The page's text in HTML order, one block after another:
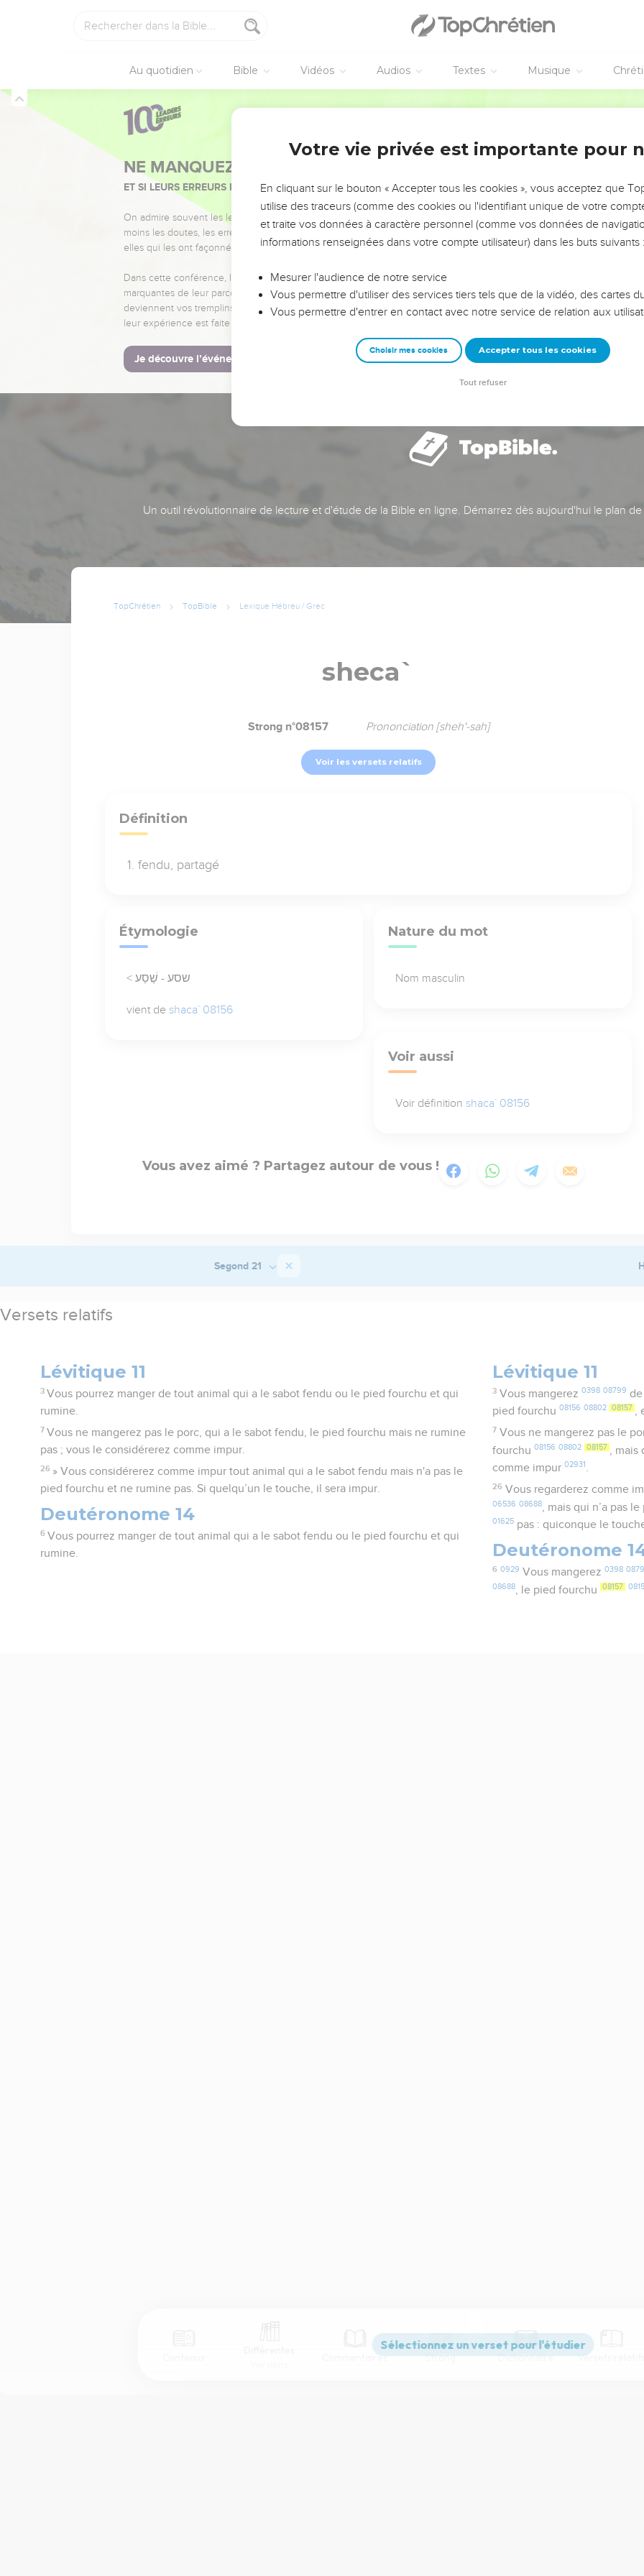
Au quotidien Bible Vidéos Audios Textes Musique
NE MANQUEZ PAS L’ÉVÉNEMENT DE L’ANNÉE !
ET SI LEURS ERREURS POUVAIENT VOUS ÉVITER LES VOTRES ?
On admire souvent les leaders pour leurs réussites, leur impact, leur foi ou leur vision. Mais on voit
moins les doutes, les erreurs et les saisons difficiles qu'ils ont traversés, alors même que ce sont
elles qui les ont façonnés.
Dans cette conférence, leaders, entrepreneurs, et responsables reviennent sur les erreurs
marquantes de leur parcours et les clés pour avancer avec plus de sagesse afin que leurs erreurs
deviennent vos tremplins. Que vous guidiez un ministère, une équipe, un groupe ou une famille,
leur expérience est faite pour vous.
Je découvre l’événement
Un outil révolutionnaire de lecture et d'étude de la Bible en ligne. Démarrez dès aujourd'hui le plan
TopChrétien TopBible Lexique Hébreu / Grec
sheca`
Strong n°08157 Prononciation [sheh'-sah]
Voir les versets relatifs
Définition
fendu, partagé
Étymologie
< שסע - שֶׁסַע
vient de shaca` 08156
Nature du mot
Nom masculin
Voir aussi
Voir définition shaca` 08156
Vous avez aimé ? Partagez autour de vous !
Commentaires Strong Dictionnaire Versets relatifs
Segond 21
Versets relatifs
Lévitique 11
3 Vous pourrez manger de tout animal qui a le sabot fendu ou le pied fourchu et qui
rumine.
7 Vous ne mangerez pas le porc, qui a le sabot fendu, le pied fourchu mais ne rumine
pas ; vous le considérerez comme impur.
26 » Vous considérerez comme impur tout animal qui a le sabot fendu mais n'a pas le
pied fourchu et ne rumine pas. Si quelqu’un le touche, il sera impur.
Deutéronome 14
6 Vous pourrez manger de tout animal qui a le sabot fendu ou le pied fourchu et qui
rumine.
Lévitique 11
3 Vous mangerez 0398 08799
pied fourchu08156 08802 08157 ,
7 Vous ne mangerez pas le
fourchu08156 08802 08157 ,
comme impur02931 .
26 Vous regarderez comme
06536 08688 , mais qui n’a pas
01625 pas : quiconque le
Deutéronome
6 0929 Vous mangerez 0398
08688 , le pied fourchu 08157
Votre vie privée est importante pour
En cliquant sur le bouton « Accepter tous les cookies », vous acceptez que
utilise des traceurs (comme des cookies ou l'identifiant unique de votre
et traite vos données à caractère personnel (comme vos données de
informations renseignées dans votre compte utilisateur) dans les buts suivants :
Mesurer l'audience de notre service
Vous permettre d'utiliser des services tiers tels que de la vidéo, des cartes
Vous permettre d'entrer en contact avec notre service de relation aux
Choisir mes cookies Accepter tous les cookies
Tout refuser